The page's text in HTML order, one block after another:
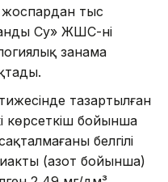
жоспардан тыс
Су» ЖШС-нің
заңнама
тазартылған
көрсеткіш бойынша
белгілі
(азот бойынша)